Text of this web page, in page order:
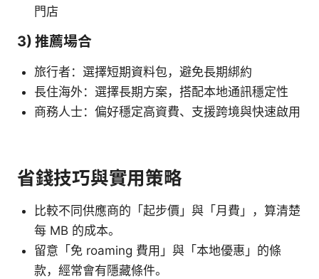
門店
3) 推薦場合
旅行者：選擇短期資料包，避免長期綁約
長住海外：選擇長期方案，搭配本地通訊穩定性
商務人士：偏好穩定高資費、支援跨境與快速啟用
省錢技巧與實用策略
比較不同供應商的「起步價」與「月費」，算清楚
每 MB 的成本。
留意「免 roaming 費用」與「本地優惠」的條
款，經常會有隱藏條件。